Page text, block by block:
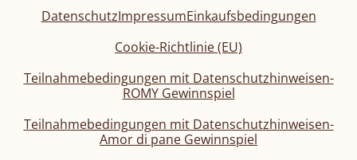
DatenschutzImpressumEinkaufsbedingungen
Cookie-Richtlinie (EU)
Teilnahmebedingungen mit Datenschutzhinweisen-
ROMY Gewinnspiel
Teilnahmebedingungen mit Datenschutzhinweisen-
Amor di pane Gewinnspiel